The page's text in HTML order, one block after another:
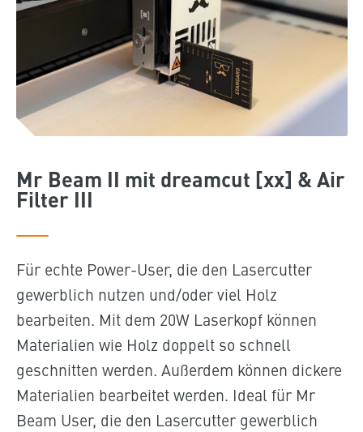
Mr Beam II mit dreamcut [xx] & Air
Filter III
Für echte Power-User, die den Lasercutter
gewerblich nutzen und/oder viel Holz
bearbeiten. Mit dem 20W Laserkopf können
Materialien wie Holz doppelt so schnell
geschnitten werden. Außerdem können dickere
Materialien bearbeitet werden. Ideal für Mr
Beam User, die den Lasercutter gewerblich